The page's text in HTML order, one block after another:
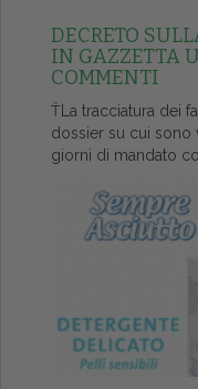
DECRETO
IN GAZZETTA
COMMENTI
ŤLa tracciatura dei
dossier su cui sono
giorni di mandato